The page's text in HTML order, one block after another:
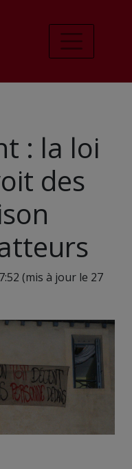
: la loi
des
(mis à jour le 27